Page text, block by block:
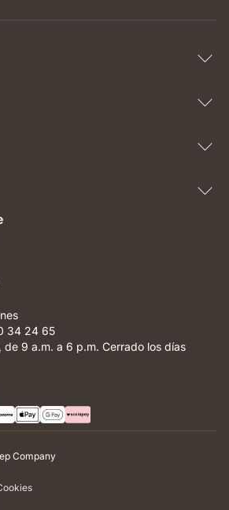
34 24 65
de 9 a.m. a 6 p.m. Cerrado los días
Company